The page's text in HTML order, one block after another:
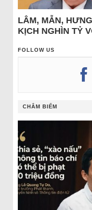
LÂM, MẪN,
KỊCH NGHÌN TỶ
FOLLOW US
CHÂM BIẾM